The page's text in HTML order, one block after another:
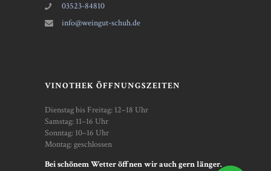
03523-84810
info@weingut-schuh.de
VINOTHEK ÖFFNUNGSZEITEN
Dienstag bis Freitag: 12–18 Uhr
Samstag: 11–16 Uhr
Sonntag: 10–16 Uhr
Montag: geschlossen
Bei schönem Wetter öffnen wir auch gern länger.